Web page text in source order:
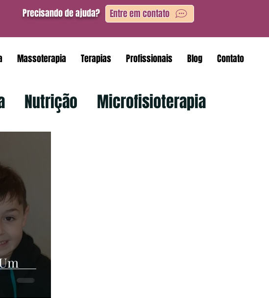
Entre em contato
Precisando de ajuda?
Massoterapia Terapias Profissionais Blog Contato
Nutrição Microfisioterapia